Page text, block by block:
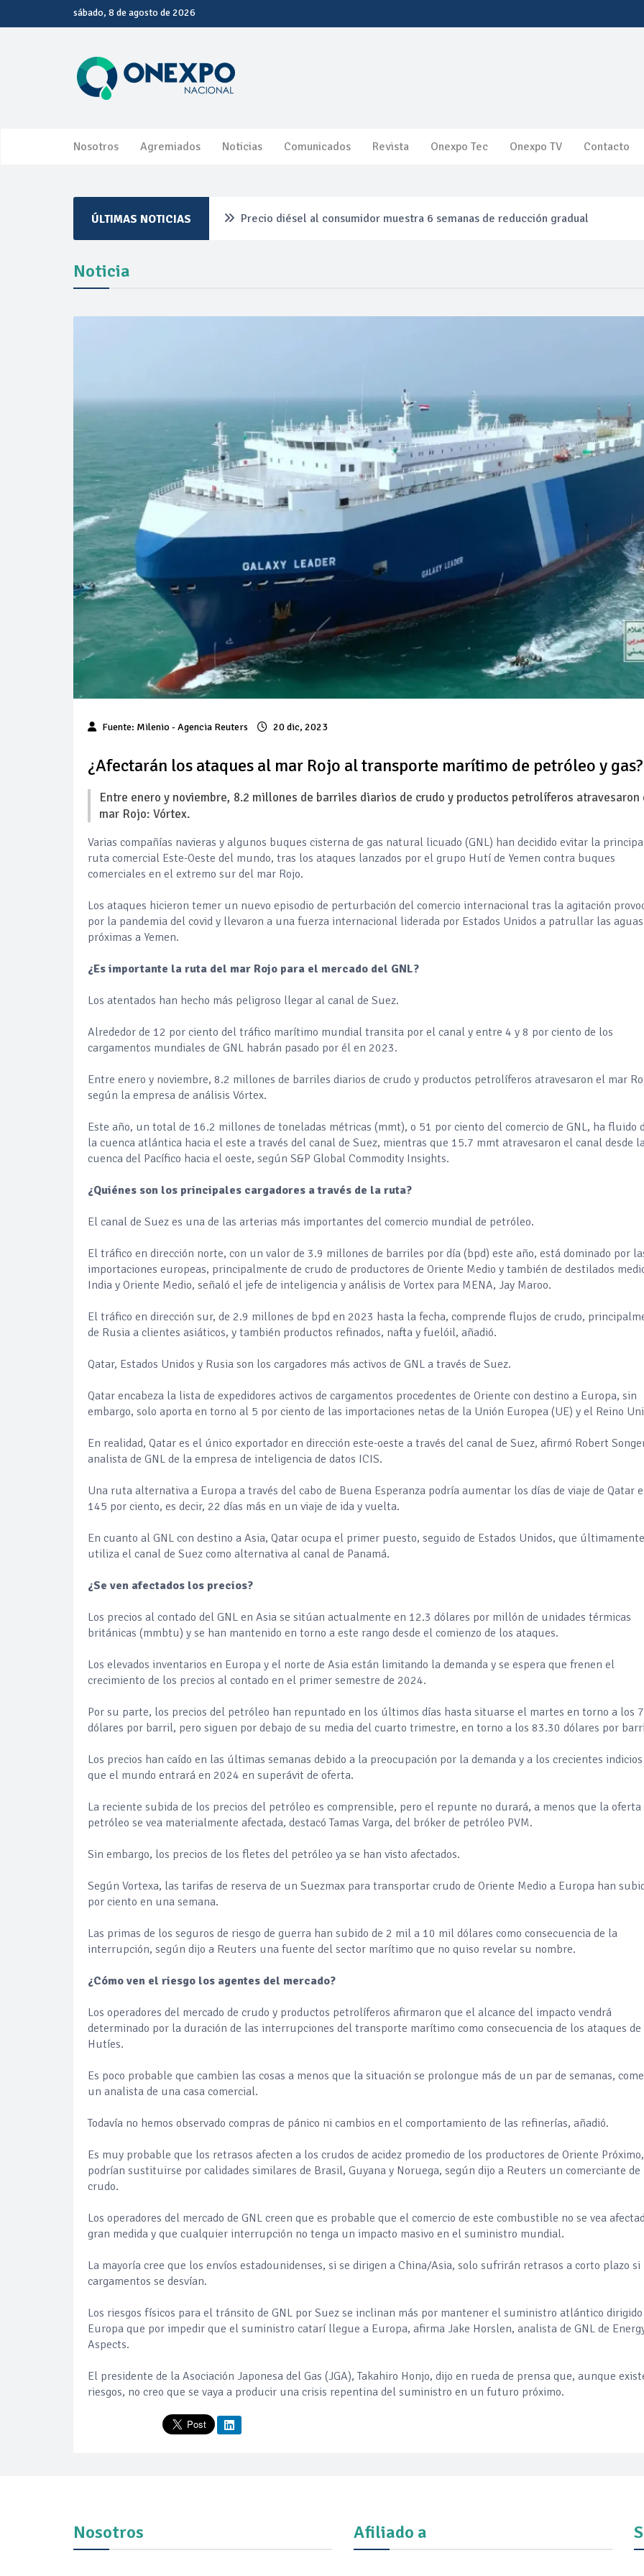
sábado, 8 de agosto de 2026
Nosotros Agremiados Noticias Comunicados Revista Onexpo Tec Onexpo TV Contacto
ÚLTIMAS NOTICIAS Precio diésel al consumidor muestra 6 semanas de reducción gradual
Pierde Pemex 71 millones de pesos al día por "procesadoras" ilegales
Pacto dispara 83% ventas diésel Pemex
Incertidumbre regulatoria pone a prueba las inversiones de las Estaciones de
Precio del diésel comprime el margen de las gasolineras: se espera
Baja 5% más el precio internacional del crudo por posible acuerdo de paz
Petróleo continúa su descenso en el mercado internacional
Noticia
Fuente: Milenio - Agencia Reuters 20 dic, 2023
¿Afectarán los ataques al mar Rojo al transporte marítimo de petróleo y gas?
Entre enero y noviembre, 8.2 millones de barriles diarios de crudo y productos petrolíferos atravesaron
mar Rojo: Vórtex.
Varias compañías navieras y algunos buques cisterna de gas natural licuado (GNL) han decidido evitar la
ruta comercial Este-Oeste del mundo, tras los ataques lanzados por el grupo Hutí de Yemen contra buques
comerciales en el extremo sur del mar Rojo.
Los ataques hicieron temer un nuevo episodio de perturbación del comercio internacional tras la agitación
por la pandemia del covid y llevaron a una fuerza internacional liderada por Estados Unidos a patrullar las aguas
próximas a Yemen.
¿Es importante la ruta del mar Rojo para el mercado del GNL?
Los atentados han hecho más peligroso llegar al canal de Suez.
Alrededor de 12 por ciento del tráfico marítimo mundial transita por el canal y entre 4 y 8 por ciento de los
cargamentos mundiales de GNL habrán pasado por él en 2023.
Entre enero y noviembre, 8.2 millones de barriles diarios de crudo y productos petrolíferos atravesaron el mar
según la empresa de análisis Vórtex.
Este año, un total de 16.2 millones de toneladas métricas (mmt), o 51 por ciento del comercio de GNL, ha fluido
la cuenca atlántica hacia el este a través del canal de Suez, mientras que 15.7 mmt atravesaron el canal desde
cuenca del Pacífico hacia el oeste, según S&P Global Commodity Insights.
¿Quiénes son los principales cargadores a través de la ruta?
El canal de Suez es una de las arterias más importantes del comercio mundial de petróleo.
El tráfico en dirección norte, con un valor de 3.9 millones de barriles por día (bpd) este año, está dominado por
importaciones europeas, principalmente de crudo de productores de Oriente Medio y también de destilados
India y Oriente Medio, señaló el jefe de inteligencia y análisis de Vortex para MENA, Jay Maroo.
El tráfico en dirección sur, de 2.9 millones de bpd en 2023 hasta la fecha, comprende flujos de crudo,
de Rusia a clientes asiáticos, y también productos refinados, nafta y fuelóil, añadió.
Qatar, Estados Unidos y Rusia son los cargadores más activos de GNL a través de Suez.
Qatar encabeza la lista de expedidores activos de cargamentos procedentes de Oriente con destino a Europa, sin
embargo, solo aporta en torno al 5 por ciento de las importaciones netas de la Unión Europea (UE) y el Reino
En realidad, Qatar es el único exportador en dirección este-oeste a través del canal de Suez, afirmó Robert
analista de GNL de la empresa de inteligencia de datos ICIS.
Una ruta alternativa a Europa a través del cabo de Buena Esperanza podría aumentar los días de viaje de Qatar
145 por ciento, es decir, 22 días más en un viaje de ida y vuelta.
En cuanto al GNL con destino a Asia, Qatar ocupa el primer puesto, seguido de Estados Unidos, que últimamente
utiliza el canal de Suez como alternativa al canal de Panamá.
¿Se ven afectados los precios?
Los precios al contado del GNL en Asia se sitúan actualmente en 12.3 dólares por millón de unidades térmicas
británicas (mmbtu) y se han mantenido en torno a este rango desde el comienzo de los ataques.
Los elevados inventarios en Europa y el norte de Asia están limitando la demanda y se espera que frenen el
crecimiento de los precios al contado en el primer semestre de 2024.
Por su parte, los precios del petróleo han repuntado en los últimos días hasta situarse el martes en torno a los
dólares por barril, pero siguen por debajo de su media del cuarto trimestre, en torno a los 83.30 dólares por
Los precios han caído en las últimas semanas debido a la preocupación por la demanda y a los crecientes indicios
que el mundo entrará en 2024 en superávit de oferta.
La reciente subida de los precios del petróleo es comprensible, pero el repunte no durará, a menos que la oferta
petróleo se vea materialmente afectada, destacó Tamas Varga, del bróker de petróleo PVM.
Sin embargo, los precios de los fletes del petróleo ya se han visto afectados.
Según Vortexa, las tarifas de reserva de un Suezmax para transportar crudo de Oriente Medio a Europa han
por ciento en una semana.
Las primas de los seguros de riesgo de guerra han subido de 2 mil a 10 mil dólares como consecuencia de la
interrupción, según dijo a Reuters una fuente del sector marítimo que no quiso revelar su nombre.
¿Cómo ven el riesgo los agentes del mercado?
Los operadores del mercado de crudo y productos petrolíferos afirmaron que el alcance del impacto vendrá
determinado por la duración de las interrupciones del transporte marítimo como consecuencia de los ataques de
Hutíes.
Es poco probable que cambien las cosas a menos que la situación se prolongue más de un par de semanas,
un analista de una casa comercial.
Todavía no hemos observado compras de pánico ni cambios en el comportamiento de las refinerías, añadió.
Es muy probable que los retrasos afecten a los crudos de acidez promedio de los productores de Oriente
podrían sustituirse por calidades similares de Brasil, Guyana y Noruega, según dijo a Reuters un comerciante de
crudo.
Los operadores del mercado de GNL creen que es probable que el comercio de este combustible no se vea
gran medida y que cualquier interrupción no tenga un impacto masivo en el suministro mundial.
La mayoría cree que los envíos estadounidenses, si se dirigen a China/Asia, solo sufrirán retrasos a corto plazo si
cargamentos se desvían.
Los riesgos físicos para el tránsito de GNL por Suez se inclinan más por mantener el suministro atlántico
Europa que por impedir que el suministro catarí llegue a Europa, afirma Jake Horslen, analista de GNL de
Aspects.
El presidente de la Asociación Japonesa del Gas (JGA), Takahiro Honjo, dijo en rueda de prensa que, aunque
riesgos, no creo que se vaya a producir una crisis repentina del suministro en un futuro próximo.
Nosotros Afiliado a